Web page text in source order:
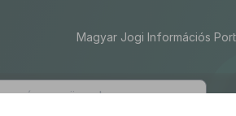
Magyar Jogi Információs